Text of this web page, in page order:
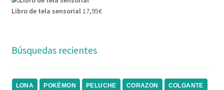
Libro de tela sensorial17,95€
Búsquedas recientes
LONA POKÉMON PELUCHE CORAZON COLGANTE